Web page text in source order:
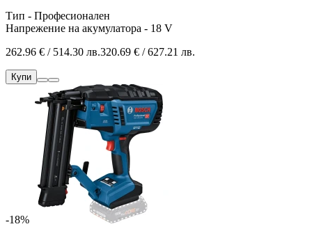
Тип - Професионален
Напрежение на акумулатора - 18 V
262.96 € / 514.30 лв.320.69 € / 627.21 лв.
Купи
-18%